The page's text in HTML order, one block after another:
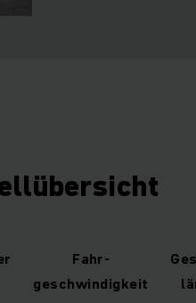
Fahr­
geschwindigkeit